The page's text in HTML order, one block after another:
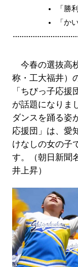
「勝
「か
今春の選抜高
称・工大福井）
「ちびっ子応援
が話題になりま
ダンスを踊る姿
応援団」は、愛
けなしの女の子
す。（朝日新聞
井上昇）